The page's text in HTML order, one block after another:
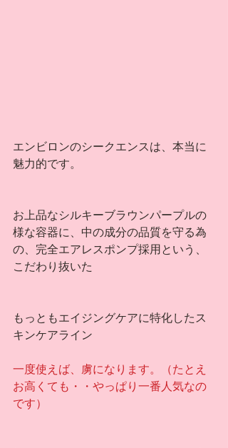
エンビロンのシークエンスは、本当に
魅力的です。
お上品なシルキーブラウンパープルの
様な容器に、中の成分の品質を守る為
の、完全エアレスポンプ採用という、
こだわり抜いた
もっともエイジングケアに特化したス
キンケアライン
一度使えば、虜になります。（たとえ
お高くても・・やっぱり一番人気なの
です）